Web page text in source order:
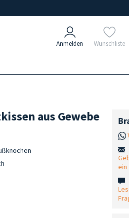
Anmelden Wunschliste
aus Gewebe
ein